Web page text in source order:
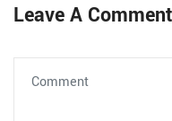
Leave A Comment